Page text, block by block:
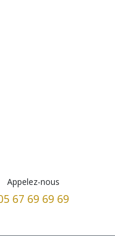
Appelez-nous
67 69 69 69